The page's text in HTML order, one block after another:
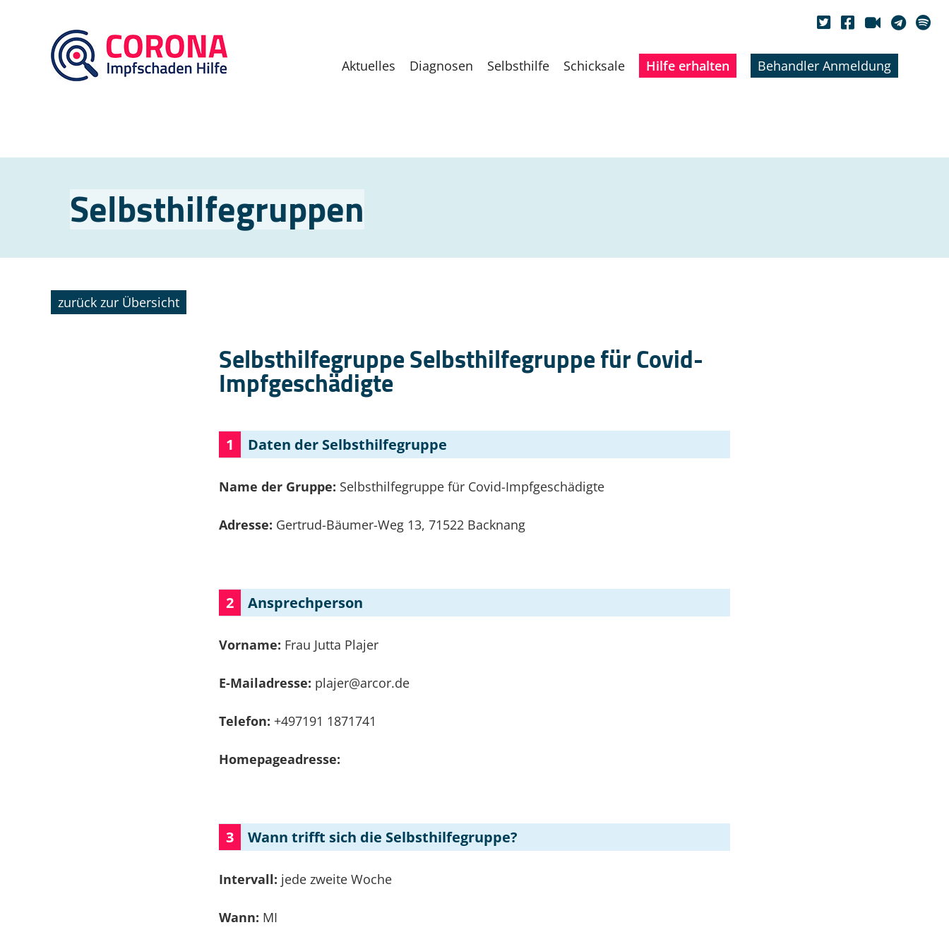
Aktuelles Diagnosen Selbsthilfe Schicksale Hilfe erhalten Behandler Anmeldung
Selbsthilfegruppen
zurück zur Übersicht
Selbsthilfegruppe Selbsthilfegruppe für Covid-
Impfgeschädigte
1 Daten der Selbsthilfegruppe
Name der Gruppe: Selbsthilfegruppe für Covid-Impfgeschädigte
Adresse: Gertrud-Bäumer-Weg 13, 71522 Backnang
2 Ansprechperson
Vorname: Frau Jutta Plajer
E-Mailadresse: plajer@arcor.de
Telefon: +497191 1871741
Homepageadresse:
3 Wann trifft sich die Selbsthilfegruppe?
Intervall: jede zweite Woche
Wann: MI